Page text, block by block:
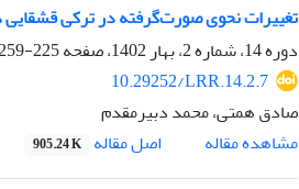
تغییرات نحوی صورت‌گرفته در ترکی قشقایی
دوره 14، شماره 2، بهار 1402، صفحه
225-259
10.29252/LRR.14.2.7
صادق همتی، محمد دبیرمقدم
مشاهده مقاله
اصل مقاله 905.24 K